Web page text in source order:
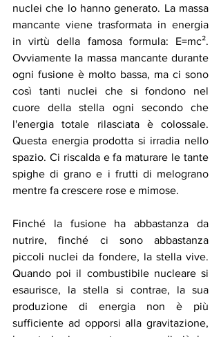
nuclei che lo hanno generato. La massa
mancante viene trasformata in energia
in virtù della famosa formula: E=mc².
Ovviamente la massa mancante durante
ogni fusione è molto bassa, ma ci sono
così tanti nuclei che si fondono nel
cuore della stella ogni secondo che
l'energia totale rilasciata è colossale.
Questa energia prodotta si irradia nello
spazio. Ci riscalda e fa maturare le tante
spighe di grano e i frutti di melograno
mentre fa crescere rose e mimose.
Finché la fusione ha abbastanza da
nutrire, finché ci sono abbastanza
piccoli nuclei da fondere, la stella vive.
Quando poi il combustibile nucleare si
esaurisce, la stella si contrae, la sua
produzione di energia non è più
sufficiente ad opporsi alla gravitazione,